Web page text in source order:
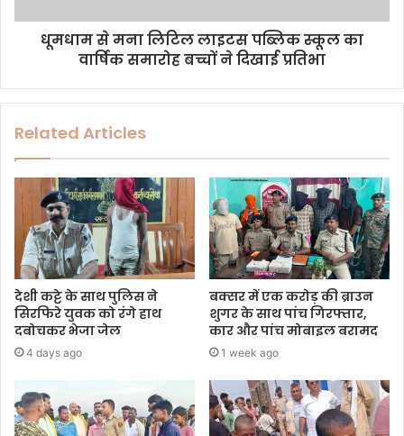
धूमधाम से मना लिटिल लाइटस पब्लिक स्कूल का
वार्षिक समारोह बच्चों ने दिखाई प्रतिभा
Related Articles
देशी कट्टे के साथ पुलिस ने
सिरफिरे युवक को रंगे हाथ
दबोचकर भेजा जेल
4 days ago
बक्सर में एक करोड़ की ब्राउन
शुगर के साथ पांच गिरफ्तार,
कार और पांच मोबाइल बरामद
1 week ago